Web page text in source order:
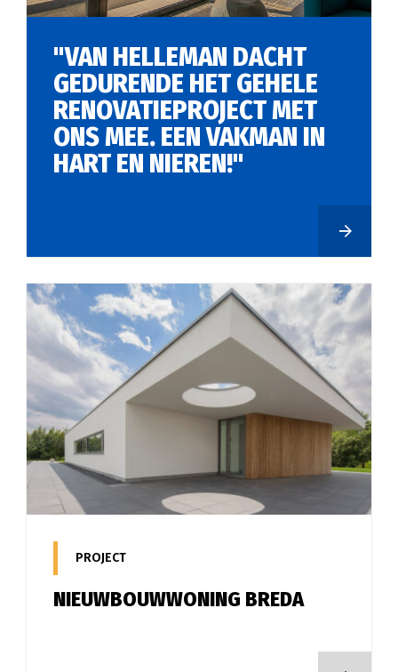
"VAN HELLEMAN DACHT
GEDURENDE HET GEHELE
RENOVATIEPROJECT MET
ONS MEE. EEN VAKMAN IN
HART EN NIEREN!"
MEER
PROJECT
NIEUWBOUWWONING BREDA